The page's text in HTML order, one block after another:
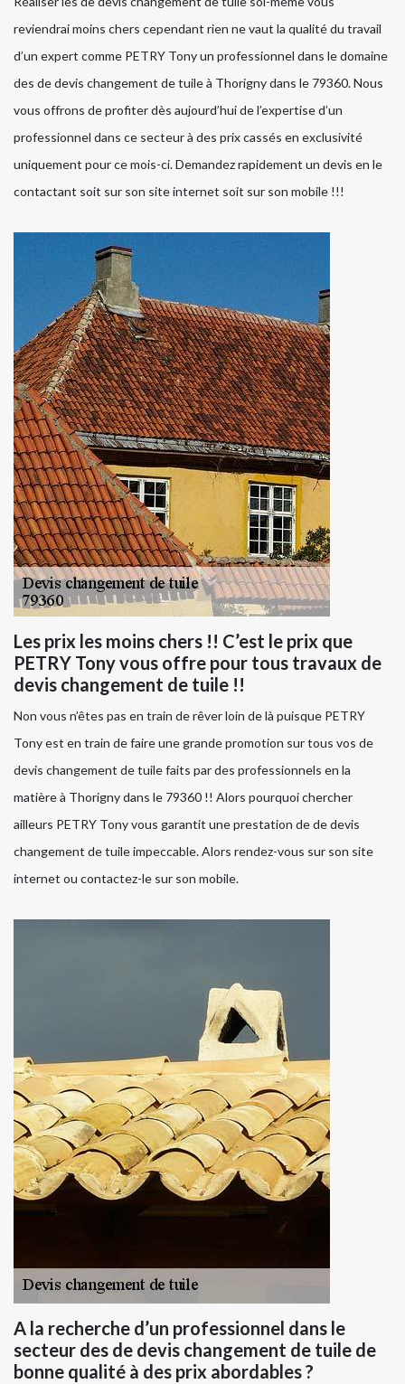
reviendrai moins chers cependant rien ne vaut la qualité du travail
d’un expert comme PETRY Tony un professionnel dans le domaine
des de devis changement de tuile à Thorigny dans le 79360. Nous
vous offrons de profiter dès aujourd’hui de l’expertise d’un
professionnel dans ce secteur à des prix cassés en exclusivité
uniquement pour ce mois-ci. Demandez rapidement un devis en le
contactant soit sur son site internet soit sur son mobile !!!
Les prix les moins chers !! C’est le prix que
PETRY Tony vous offre pour tous travaux de
devis changement de tuile !!
Non vous n’êtes pas en train de rêver loin de là puisque PETRY
Tony est en train de faire une grande promotion sur tous vos de
devis changement de tuile faits par des professionnels en la
matière à Thorigny dans le 79360 !! Alors pourquoi chercher
ailleurs PETRY Tony vous garantit une prestation de de devis
changement de tuile impeccable. Alors rendez-vous sur son site
internet ou contactez-le sur son mobile.
A la recherche d’un professionnel dans le
secteur des de devis changement de tuile de
bonne qualité à des prix abordables ?